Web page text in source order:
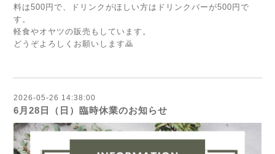
料は500円で、ドリンクがほしい方はドリンクバーが500円で
す。
軽食やオヤツの販売もしています。
どうぞよろしくお願いします🙇
2026-05-26 14:38:00
6月28日（日）臨時休業のお知らせ